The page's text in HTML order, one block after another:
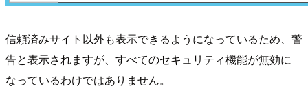
信頼済みサイト以外も表示できるようになっているため、警
告と表示されますが、すべてのセキュリティ機能が無効に
なっているわけではありません。